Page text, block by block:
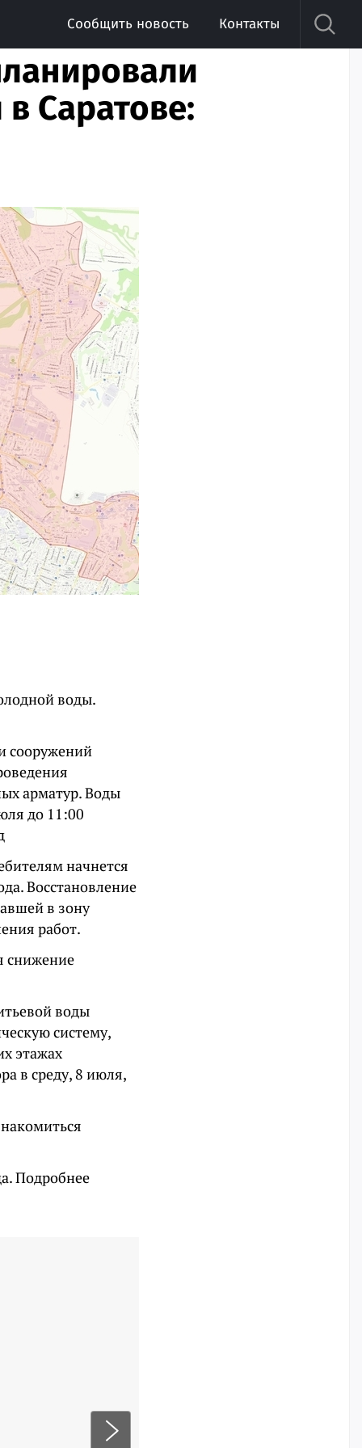
Сообщить новость Контакты
Саратове:
воды.
сооружений
арматур. Воды
до 11:00
начнется
Восстановление
в зону
работ.
снижение
воды
систему,
этажах
в среду, 8 июля,
Подробнее